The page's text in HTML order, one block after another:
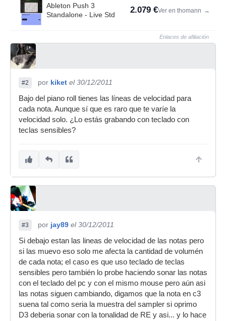
Ableton Push 3
Standalone - Live Std
2.079 €Ver en thomann →
Enlaces de afiliación
#2 por kiket el 30/12/2011
Bajo del piano roll tienes las líneas de velocidad para
cada nota. Aunque sí que es raro que te varíe la
velocidad solo. ¿Lo estás grabando con teclado con
teclas sensibles?
#3 por jay89 el 30/12/2011
Si debajo estan las lineas de velocidad de las notas pero
si las muevo eso solo me afecta la cantidad de volumén
de cada nota; el caso es que uso teclado de teclas
sensibles pero también lo probe haciendo sonar las notas
con el teclado del pc y con el mismo mouse pero aún asi
las notas siguen cambiando, digamos que la nota en c3
suena tal como seria la muestra del sampler si oprimo
D3 deberia sonar con la tonalidad de RE y asi... y lo hace